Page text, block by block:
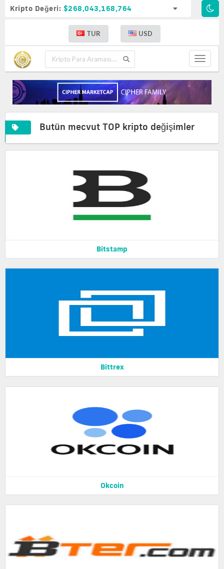
Kripto Değeri: $268,043,168,764
TUR USD
Toggle
Butün mecvut TOP kripto değişimler
Bitstamp
Bittrex
Okcoin